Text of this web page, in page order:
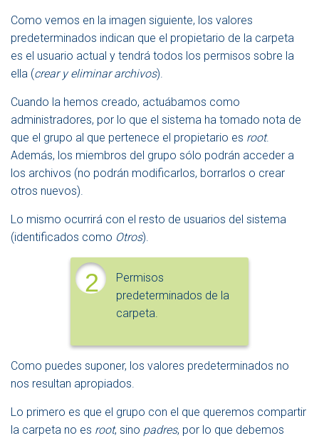
Como vemos en la imagen siguiente, los valores
predeterminados indican que el propietario de la carpeta
es el usuario actual y tendrá todos los permisos sobre la
ella (crear y eliminar archivos).
Cuando la hemos creado, actuábamos como
administradores, por lo que el sistema ha tomado nota de
que el grupo al que pertenece el propietario es root.
Además, los miembros del grupo sólo podrán acceder a
los archivos (no podrán modificarlos, borrarlos o crear
otros nuevos).
Lo mismo ocurrirá con el resto de usuarios del sistema
(identificados como Otros).
2
Permisos
predeterminados de la
carpeta.
Como puedes suponer, los valores predeterminados no
nos resultan apropiados.
Lo primero es que el grupo con el que queremos compartir
la carpeta no es root, sino padres, por lo que debemos